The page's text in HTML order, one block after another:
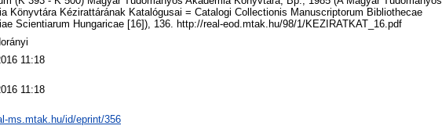
Könyvtára Kézirattárának Katalógusai = Catalogi Collectionis Manuscriptorum Bibliothecae
Scientiarum Hungaricae [16]), 136. http://real-eod.mtak.hu/98/1/KEZIRATKAT_16.pdf
11:18
11:18
ms.mtak.hu/id/eprint/356